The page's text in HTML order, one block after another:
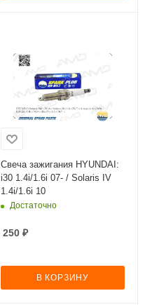
Свеча зажигания HYUNDAI:
i30 1.4i/1.6i 07- / Solaris IV
1.4i/1.6i 10
Достаточно
250 ₽
В КОРЗИНУ